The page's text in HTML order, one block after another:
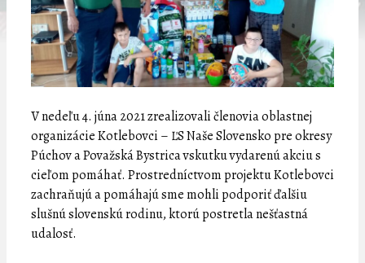
V nedeľu 4. júna 2021 zrealizovali členovia oblastnej
organizácie Kotlebovci – ĽS Naše Slovensko pre okresy
Púchov a Považská Bystrica vskutku vydarenú akciu s
cieľom pomáhať. Prostredníctvom projektu Kotlebovci
zachraňujú a pomáhajú sme mohli podporiť ďalšiu
slušnú slovenskú rodinu, ktorú postretla nešťastná
udalosť.